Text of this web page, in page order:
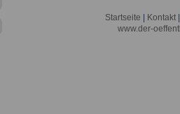
Startseite Kontakt
www.der-